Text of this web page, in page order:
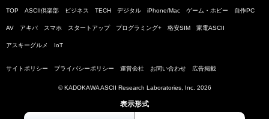
TOP ASCII倶楽部 ビジネス TECH デジタル iPhone/Mac ゲーム・ホビー 自作PC
AV アキバ スマホ スタートアップ プログラミング+ 格安SIM 家電ASCII
アスキーグルメ IoT
サイトポリシー プライバシーポリシー 運営会社 お問い合わせ 広告掲載
© KADOKAWA ASCII Research Laboratories, Inc. 2026
表示形式